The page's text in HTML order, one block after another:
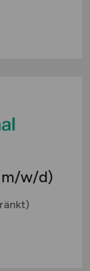
w/d)